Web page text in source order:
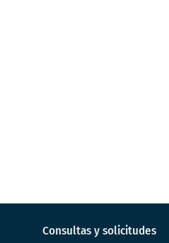
Consultas y solicitudes